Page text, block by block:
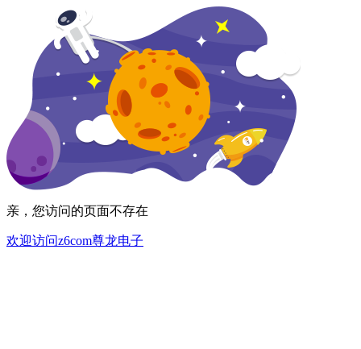
亲，您访问的页面不存在
欢迎访问z6com尊龙电子